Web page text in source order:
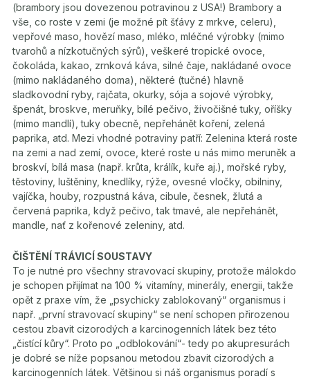
(brambory jsou dovezenou potravinou z USA!) Brambory a
vše, co roste v zemi (je možné pít šťávy z mrkve, celeru),
vepřové maso, hovězí maso, mléko, mléčné výrobky (mimo
tvarohů a nízkotučných sýrů), veškeré tropické ovoce,
čokoláda, kakao, zrnková káva, silné čaje, nakládané ovoce
(mimo nakládaného doma), některé (tučné) hlavně
sladkovodní ryby, rajčata, okurky, sója a sojové výrobky,
špenát, broskve, meruňky, bílé pečivo, živočišné tuky, oříšky
(mimo mandlí), tuky obecně, nepřehánět koření, zelená
paprika, atd. Mezi vhodné potraviny patří: Zelenina která roste
na zemi a nad zemí, ovoce, které roste u nás mimo meruněk a
broskví, bílá masa (např. krůta, králík, kuře aj.), mořské ryby,
těstoviny, luštěniny, knedlíky, rýže, ovesné vločky, obilniny,
vajíčka, houby, rozpustná káva, cibule, česnek, žlutá a
červená paprika, když pečivo, tak tmavé, ale nepřehánět,
mandle, nať z kořenové zeleniny, atd.
ČIŠTĚNÍ TRÁVICÍ SOUSTAVY
To je nutné pro všechny stravovací skupiny, protože málokdo
je schopen přijímat na 100 % vitamíny, minerály, energii, takže
opět z praxe vím, že „psychicky zablokovaný“ organismus i
např. „první stravovací skupiny“ se není schopen přirozenou
cestou zbavit cizorodých a karcinogenních látek bez této
„čistící kůry“. Proto po „odblokování“- tedy po akupresurách
je dobré se níže popsanou metodou zbavit cizorodých a
karcinogenních látek. Většinou si náš organismus poradí s